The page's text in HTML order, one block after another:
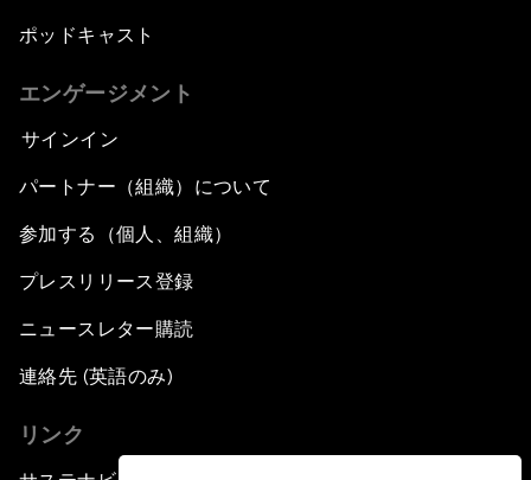
ポッドキャスト
エンゲージメント
サインイン
パートナー（組織）について
参加する（個人、組織）
プレスリリース登録
ニュースレター購読
連絡先 (英語のみ)
リンク